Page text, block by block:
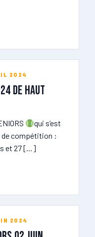
2024
de haut
qui s’est
de compétition :
et 27 […]
2024